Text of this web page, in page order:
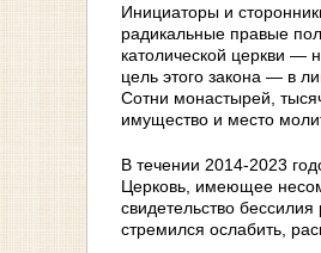
Инициаторы и
радикальные правые
католической церкви —
цель этого закона — в
Сотни монастырей,
имущество и место
В течении 2014-2023
Церковь, имеющее
свидетельство
стремился ослабить,